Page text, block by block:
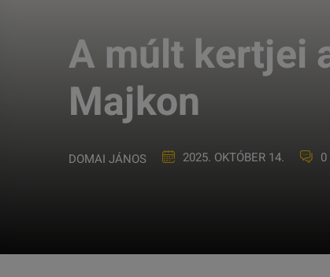
A múlt kertjei
Majkon
DOMAI JÁNOS 2025. OKTÓBER 14.